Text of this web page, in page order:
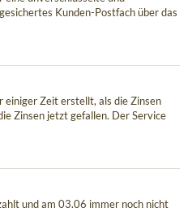
Kunden-Postfach über das
einiger Zeit erstellt, als die Zinsen
Zinsen jetzt gefallen. Der Service
und am 03.06 immer noch nicht